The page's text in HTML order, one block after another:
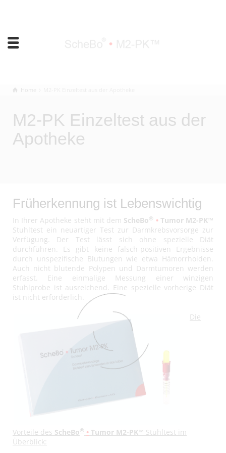
Home
M2-PK Einzeltest aus der
Apotheke
Früherkennung ist Lebenswichtig
In Ihrer Apotheke steht mit dem ScheBo ® •Tumor M2-PK™
Stuhltest ein neuartiger Test zur Darmkrebsvorsorge zur
Verfügung. Der Test lässt sich ohne spezielle Diät
durchführen. Es gibt keine falsch-positiven Ergebnisse
durch unspezifische Blutungen wie etwa Hämorrhoiden.
Auch nicht blutende Polypen und Darmtumoren werden
erfasst. Eine einmalige Messung einer winzigen
Stuhlprobe ist ausreichend. Eine spezielle vorherige Diät
ist nicht erforderlich.
Die
Vorteile des ScheBo ® • Tumor M2-PK™ Stuhltest im
Überblick: